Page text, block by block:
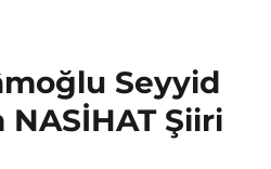
Seyyid
NASİHAT Şiiri